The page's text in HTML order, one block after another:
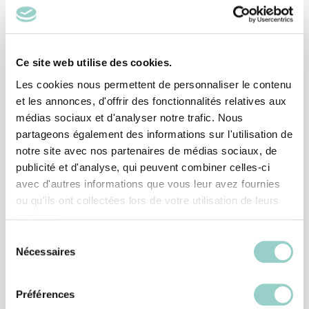
Ce site web utilise des cookies.
Les cookies nous permettent de personnaliser le contenu
et les annonces, d'offrir des fonctionnalités relatives aux
médias sociaux et d'analyser notre trafic. Nous
partageons également des informations sur l'utilisation de
notre site avec nos partenaires de médias sociaux, de
publicité et d'analyse, qui peuvent combiner celles-ci
avec d'autres informations que vous leur avez fournies
ou qu'ils ont collectées lors de votre utilisation de leurs
Nécessaires
Préférences
Fidèle à son approche, il s’est laissé guider par la fonction
de l’objet : imaginer un trophée qui, au-delà de
Le choix des matériaux est directement lié aux villes qui
accueilleront le gala en alternance, Québec et Montréal. Le
frêne, récupéré par l’organisme Bois Public à partir